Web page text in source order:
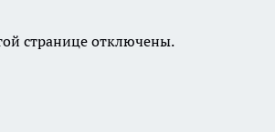
странице отключены.